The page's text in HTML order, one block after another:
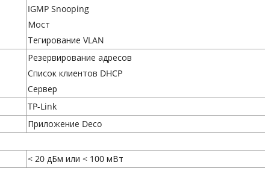
IGMP Snooping
Мост
Тегирование VLAN
Резервирование адресов
Список клиентов DHCP
Сервер
TP-Link
Приложение Deco
< 20 дБм или < 100 мВт